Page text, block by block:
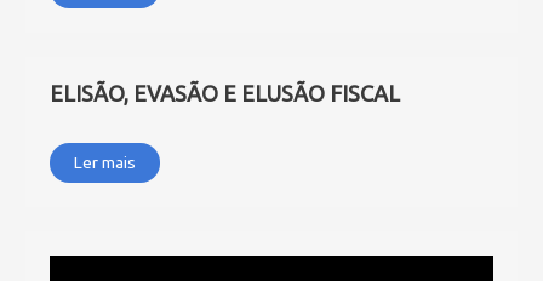
ELISÃO, EVASÃO E ELUSÃO FISCAL
Ler mais